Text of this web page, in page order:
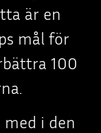
är en
mål för
100
i den